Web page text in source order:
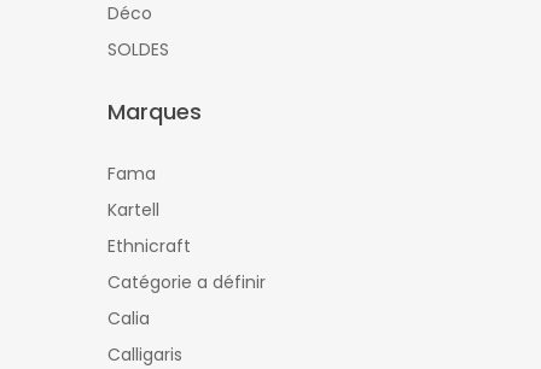
Déco
SOLDES
Marques
Fama
Kartell
Ethnicraft
Catégorie a définir
Calia
Calligaris